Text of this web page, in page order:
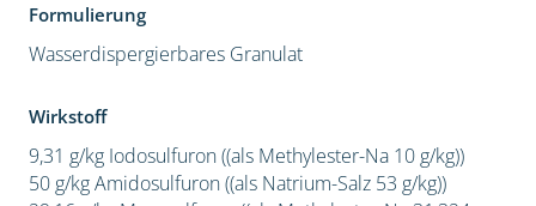
Formulierung
Wasserdispergierbares Granulat
Wirkstoff
9,31 g/kg Iodosulfuron ((als Methylester-Na 10 g/kg))
50 g/kg Amidosulfuron ((als Natrium-Salz 53 g/kg))